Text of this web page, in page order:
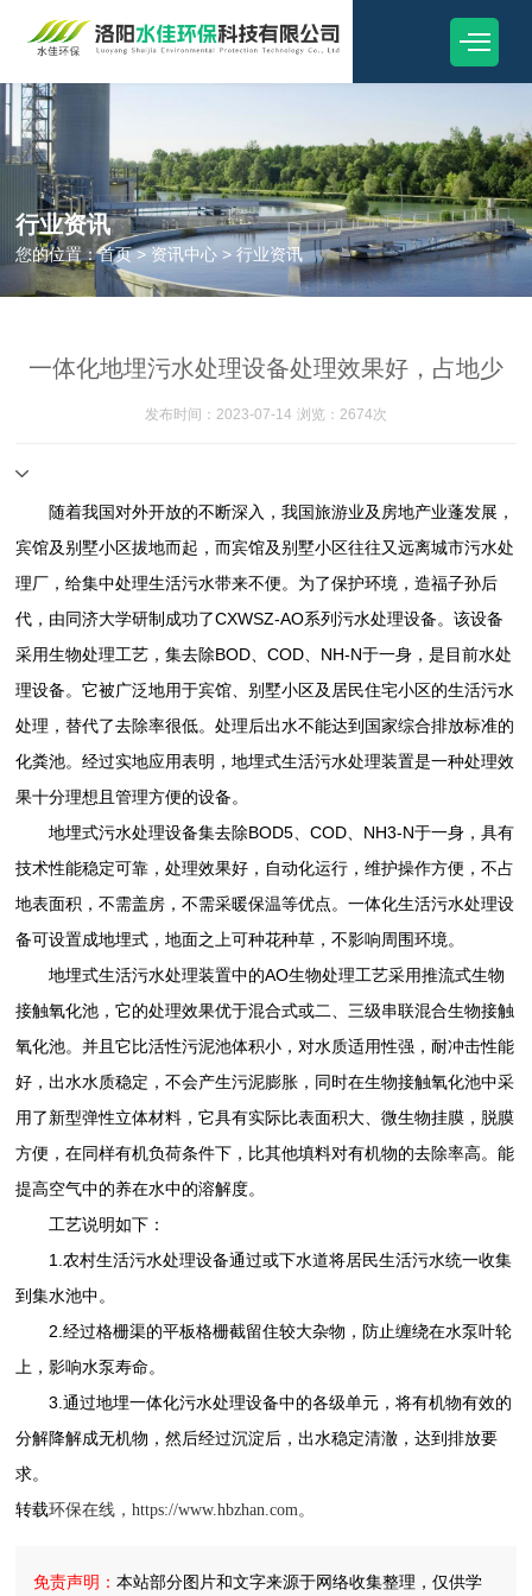
行业资讯
您的位置：首页> 资讯中心 >行业资讯
一体化地埋污水处理设备处理效果好，占地少
发布时间：2023-07-14 浏览：2674次
随着我国对外开放的不断深入，我国旅游业及房地产业蓬发展，
宾馆及别墅小区拔地而起，而宾馆及别墅小区往往又远离城市污水处
理厂，给集中处理生活污水带来不便。为了保护环境，造福子孙后
代，由同济大学研制成功了CXWSZ-AO系列污水处理设备。该设备
采用生物处理工艺，集去除BOD、COD、NH-N于一身，是目前水处
理设备。它被广泛地用于宾馆、别墅小区及居民住宅小区的生活污水
处理，替代了去除率很低。处理后出水不能达到国家综合排放标准的
化粪池。经过实地应用表明，地埋式生活污水处理装置是一种处理效
果十分理想且管理方便的设备。
地埋式污水处理设备集去除BOD5、COD、NH3-N于一身，具有
技术性能稳定可靠，处理效果好，自动化运行，维护操作方便，不占
地表面积，不需盖房，不需采暖保温等优点。一体化生活污水处理设
备可设置成地埋式，地面之上可种花种草，不影响周围环境。
地埋式生活污水处理装置中的AO生物处理工艺采用推流式生物
接触氧化池，它的处理效果优于混合式或二、三级串联混合生物接触
氧化池。并且它比活性污泥池体积小，对水质适用性强，耐冲击性能
好，出水水质稳定，不会产生污泥膨胀，同时在生物接触氧化池中采
用了新型弹性立体材料，它具有实际比表面积大、微生物挂膜，脱膜
方便，在同样有机负荷条件下，比其他填料对有机物的去除率高。能
提高空气中的养在水中的溶解度。
工艺说明如下：
1.农村生活污水处理设备通过或下水道将居民生活污水统一收集
到集水池中。
2.经过格栅渠的平板格栅截留住较大杂物，防止缠绕在水泵叶轮
上，影响水泵寿命。
3.通过地埋一体化污水处理设备中的各级单元，将有机物有效的
分解降解成无机物，然后经过沉淀后，出水稳定清澈，达到排放要
求。
转载环保在线，https://www.hbzhan.com。
免责声明：本站部分图片和文字来源于网络收集整理，仅供学